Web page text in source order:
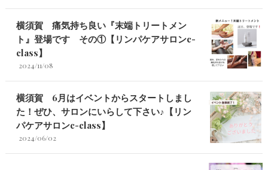
横須賀 痛気持ち良い『末端トリートメン
ト』登場です その①【リンパケアサロンc-
class】
2024/11/08
横須賀 6月はイベントからスタートしまし
た！ぜひ、サロンにいらして下さい♪【リン
パケアサロンc-class】
2024/06/02